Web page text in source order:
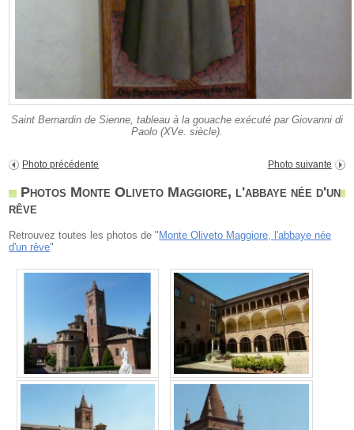
Saint Bernardin de Sienne, tableau à la gouache exécuté par Giovanni di
Paolo (XVe. siècle).
Photo précédente Photo suivante
Photos Monte Oliveto Maggiore, l'abbaye née d'un
rêve
Retrouvez toutes les photos de " Monte Oliveto Maggiore, l'abbaye née
d'un rêve"